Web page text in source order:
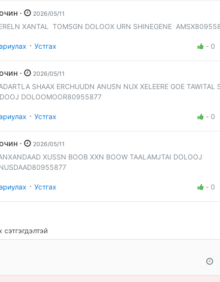
Зочин · 2026/05/11
XANTAL TOMSGN DOLOOX URN SHINEGENE
· Устгах - 0
Зочин · 2026/05/11
SHAAX ERCHUUDN ANUSN NUX XELEERE GOE TAWITAL
DOLOOMOOR80955877
· Устгах - 0
Зочин · 2026/05/11
XUSSN BOOB XXN BOOW TAALAMJTAI DOLOOJ
· Устгах - 0